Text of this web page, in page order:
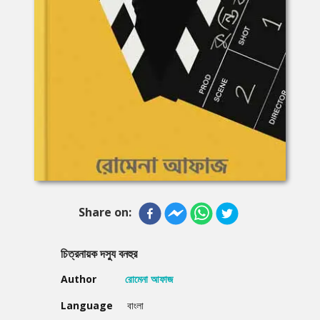
Share on:
চিত্রনায়ক দস্যু বনহুর
Author
রোমেনা আফাজ
Language
বাংলা